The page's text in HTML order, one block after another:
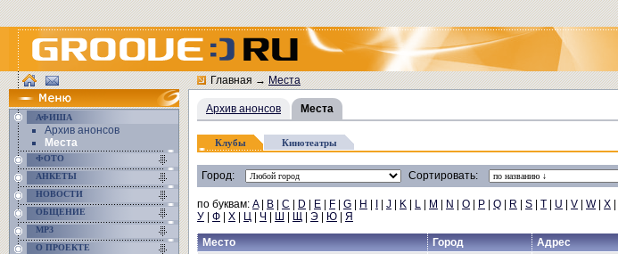
АФИША
Архив анонсов
Места
ФОТО
АНКЕТЫ
НОВОСТИ
ОБЩЕНИЕ
MP3
О ПРОЕКТЕ
Главная→Места
Архив анонсов Места
Клубы Кинотеатры
Город: Сортировать:
по буквам: A| B C D E F G H J K L M N O P Q R S T U V W| X
У
Ф Х Ц Ч Ш Щ Э Ю Я
Место Город Адрес